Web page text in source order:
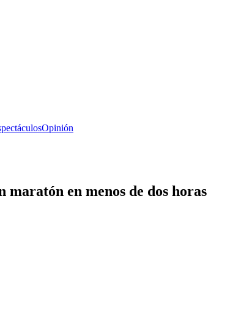
Opinión
en menos de dos horas